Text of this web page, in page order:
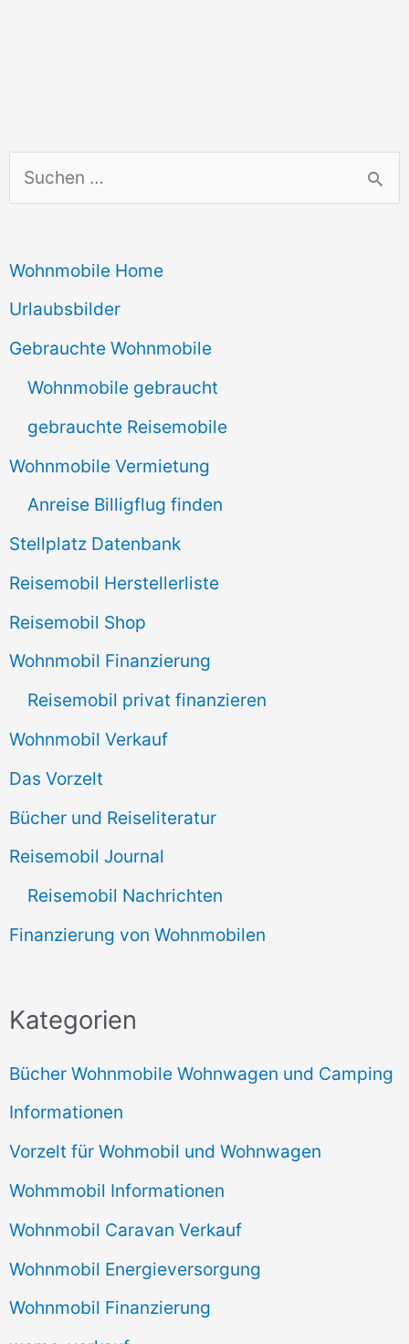
u
h
e
n
Wohnmobile Home
Urlaubsbilder
Gebrauchte Wohnmobile
Wohnmobile gebraucht
gebrauchte Reisemobile
Wohnmobile Vermietung
Anreise Billigflug finden
Stellplatz Datenbank
Reisemobil Herstellerliste
Reisemobil Shop
Wohnmobil Finanzierung
Reisemobil privat finanzieren
Wohnmobil Verkauf
Das Vorzelt
Bücher und Reiseliteratur
Reisemobil Journal
Reisemobil Nachrichten
Finanzierung von Wohnmobilen
Kategorien
Bücher Wohnmobile Wohnwagen und Camping
Informationen
Vorzelt für Wohmobil und Wohnwagen
Wohmmobil Informationen
Wohnmobil Caravan Verkauf
Wohnmobil Energieversorgung
Wohnmobil Finanzierung